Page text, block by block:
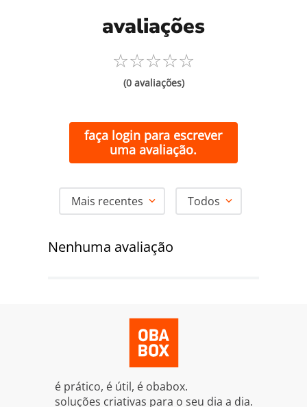
avaliações
☆☆☆☆☆
(0 avaliações)
faça login para escrever
uma avaliação.
Mais recentes Todos
Nenhuma avaliação
é prático, é útil, é obabox.
soluções criativas para o seu dia a dia.